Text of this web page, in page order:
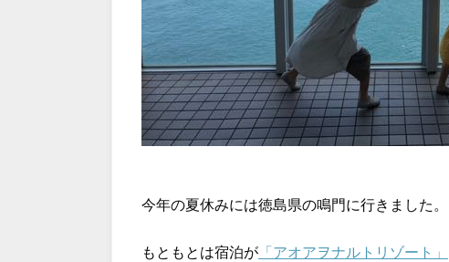
今年の夏休みには徳島県の鳴門に行きました。
もともとは宿泊が 「アオアヲナルトリゾート」